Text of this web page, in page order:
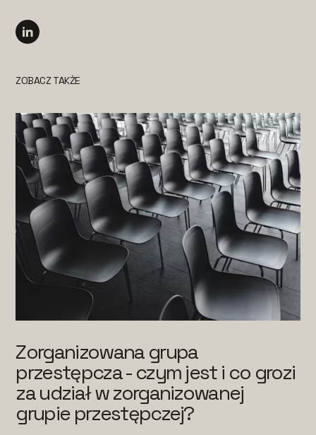
ZOBACZ TAKŻE
Zorganizowana grupa
przestępcza - czym jest i co grozi
za udział w zorganizowanej
grupie przestępczej?